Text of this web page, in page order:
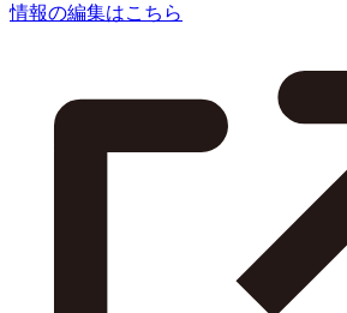
情報の編集はこちら